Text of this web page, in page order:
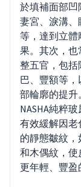
於填補面部凹
妻宮、淚溝、
等，達到立體
果。其次，也
整五官，包括
巴、豐額等，
部輪廓的提升
NASHA純粹
有效緩解因老
的靜態皺紋，
和木偶紋，使
更年輕、豐盈